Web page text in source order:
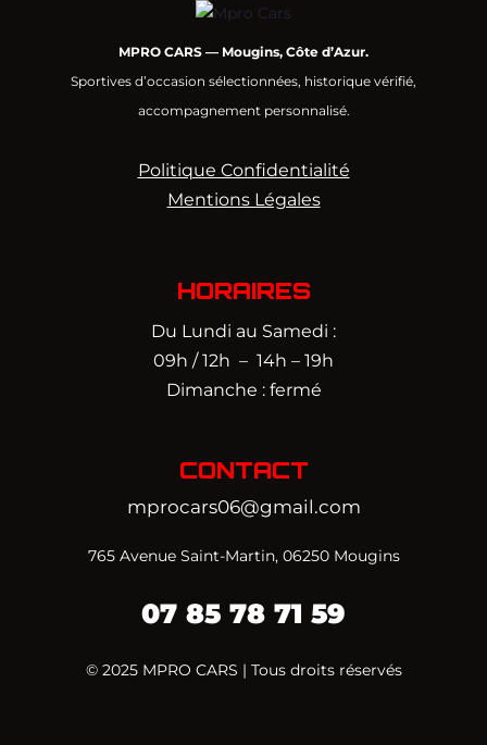
MPRO CARS — Mougins, Côte d’Azur.
Sportives d’occasion sélectionnées, historique vérifié,
accompagnement personnalisé.
Politique Confidentialité
Mentions Légales
HORAIRES
Du Lundi au Samedi :
09h / 12h – 14h – 19h
Dimanche : fermé
CONTACT
mprocars06@gmail.com
765 Avenue Saint-Martin, 06250 Mougins
07 85 78 71 59‬
© 2025 MPRO CARS | Tous droits réservés